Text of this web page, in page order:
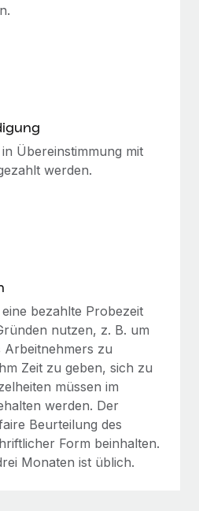
in 19 Ländern
Apps. Das...
Übereinstimmung mit
werden.
bezahlte Probezeit
nutzen, z. B. um
Arbeitnehmers zu
Zeit zu geben, sich zu
müssen im
werden. Der
Beurteilung des
Form beinhalten.
Monaten ist üblich.